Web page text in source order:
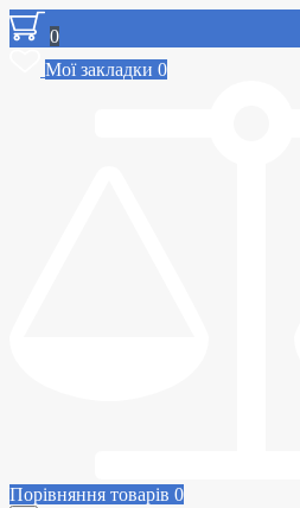
0
Мої закладки 0
Порівняння товарів 0